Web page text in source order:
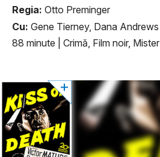
Regia: Otto Preminger
Cu: Gene Tierney, Dana Andrews
88 minute
Crimă, Film noir, Mister